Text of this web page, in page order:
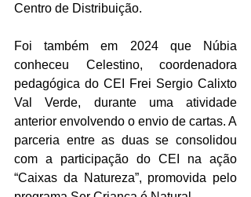
Centro de Distribuição.
Foi também em 2024 que Núbia
conheceu Celestino, coordenadora
pedagógica do CEI Frei Sergio Calixto
Val Verde, durante uma atividade
anterior envolvendo o envio de cartas. A
parceria entre as duas se consolidou
com a participação do CEI na ação
“Caixas da Natureza”, promovida pelo